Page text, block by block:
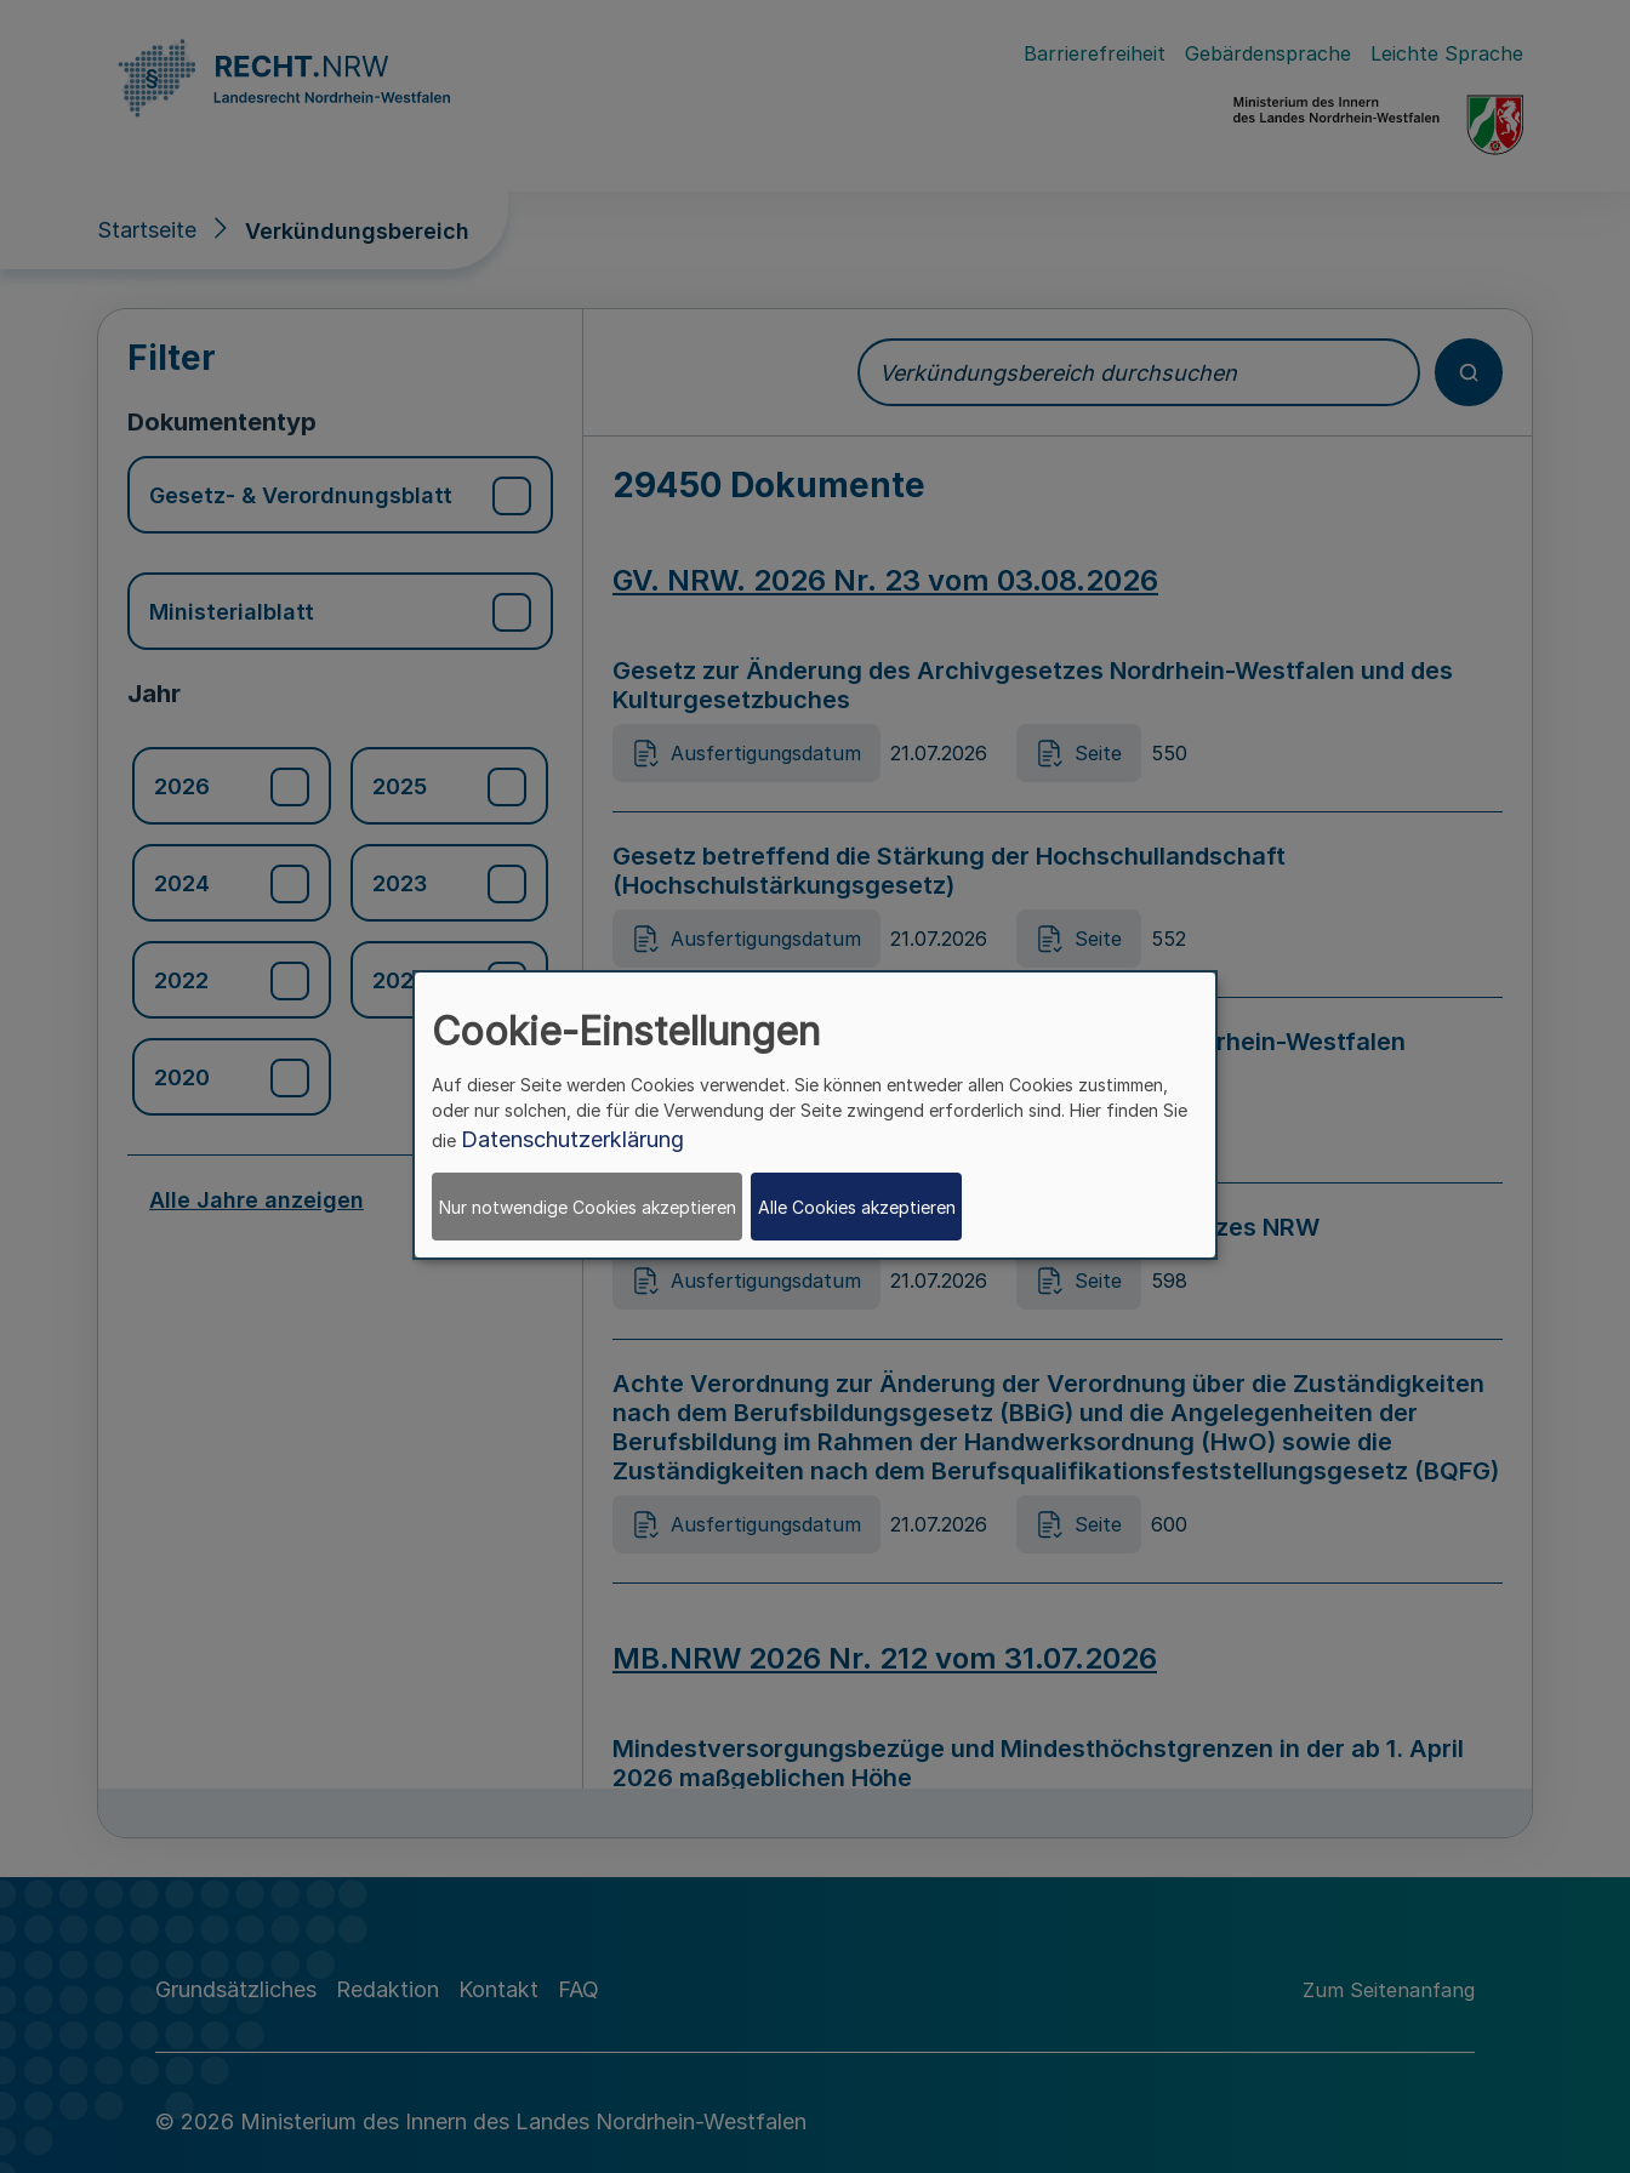
Barrierefreiheit Gebärdensprache Leichte Sprache
Startseite Verkündungsbereich
Verkündungsbereich
Filter
Dokumententyp
Gesetz- & Verordnungsblatt
Ministerialblatt
Jahr
2026 2025
2024 2023
2022 2021
2020
Alle Jahre anzeigen
Verkündungsbereich durchsuchen
29450 Dokumente
GV. NRW. 2026 Nr. 23 vom 03.08.2026
Gesetz zur Änderung des Archivgesetzes Nordrhein-Westfalen und des
Kulturgesetzbuches
Ausfertigungsdatum 21.07.2026 Seite 550
Gesetz betreffend die Stärkung der Hochschullandschaft
(Hochschulstärkungsgesetz)
Ausfertigungsdatum 21.07.2026 Seite 552
Gesetz zur Vermeidung von Diskriminierung in Nordrhein-Westfalen
(Landesantidiskriminierungsgesetz – LADG NRW)
Ausfertigungsdatum 21.07.2026 Seite 595
Gesetz zur Änderung des Online-Casinospiel Gesetzes NRW
Ausfertigungsdatum 21.07.2026 Seite 598
Achte Verordnung zur Änderung der Verordnung über die Zuständigkeiten
nach dem Berufsbildungsgesetz (BBiG) und die Angelegenheiten der
Berufsbildung im Rahmen der Handwerksordnung (HwO) sowie die
Zuständigkeiten nach dem Berufsqualifikationsfeststellungsgesetz (BQFG)
Ausfertigungsdatum 21.07.2026 Seite 600
MB.NRW 2026 Nr. 212 vom 31.07.2026
Mindestversorgungsbezüge und Mindesthöchstgrenzen in der ab 1. April
2026 maßgeblichen Höhe
Richtlinie zur Durchführung des Förderprogramms „Mittelstand Innovativ &
Grundsätzliches Redaktion Kontakt FAQ Zum Seitenanfang
© 2026 Ministerium des Innern des Landes Nordrhein-Westfalen
Cookie-Einstellungen
Auf dieser Seite werden Cookies verwendet. Sie können entweder allen Cookies zustimmen,
oder nur solchen, die für die Verwendung der Seite zwingend erforderlich sind. Hier finden Sie
die Datenschutzerklärung
Nur notwendige Cookies akzeptieren Alle Cookies akzeptieren